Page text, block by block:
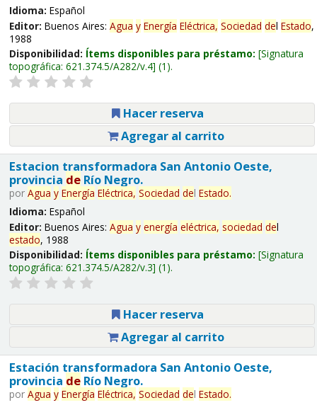
Idioma: Español
Editor: Buenos Aires: Agua y Energía Eléctrica, Sociedad del Estado,
1988
Disponibilidad: Ítems disponibles para préstamo: Signatura
topográfica: 621.374.5/A282/v.4 (1).
Hacer reserva
Agregar al carrito
Estacion transformadora San Antonio Oeste,
provincia deRío Negro.
por Agua y Energía Eléctrica, Sociedad del Estado.
Idioma: Español
Editor: Buenos Aires: Agua y energía eléctrica, sociedad del
estado, 1988
Disponibilidad: Ítems disponibles para préstamo: Signatura
topográfica: 621.374.5/A282/v.3 (1).
Hacer reserva
Agregar al carrito
Estación transformadora San Antonio Oeste,
provincia deRío Negro.
por Agua y Energía Eléctrica, Sociedad del Estado.